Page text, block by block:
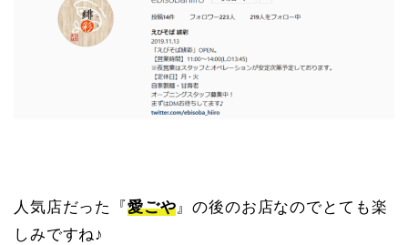
人気店だった『愛ごや』の後のお店なのでとても楽
しみですね♪